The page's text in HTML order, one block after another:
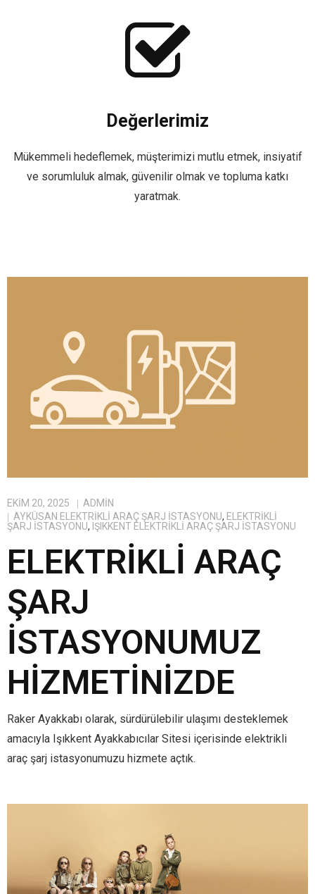
Değerlerimiz
Mükemmeli hedeflemek, müşterimizi mutlu etmek, insiyatif
ve sorumluluk almak, güvenilir olmak ve topluma katkı
yaratmak.
EKIM 20, 2025
ADMIN
AYKÜSAN ELEKTRIKLI ARAÇ ŞARJ İSTASYONU, ELEKTRIKLI
ŞARJ İSTASYONU, IŞIKKENT ELEKTRIKLI ARAÇ ŞARJ İSTASYONU
ELEKTRIKLI ARAÇ
ŞARJ
İSTASYONUMUZ
HIZMETINIZDE
Raker Ayakkabı olarak, sürdürülebilir ulaşımı desteklemek
amacıyla Işıkkent Ayakkabıcılar Sitesi içerisinde elektrikli
araç şarj istasyonumuzu hizmete açtık.